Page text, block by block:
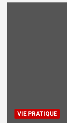
VIE PRATIQUE